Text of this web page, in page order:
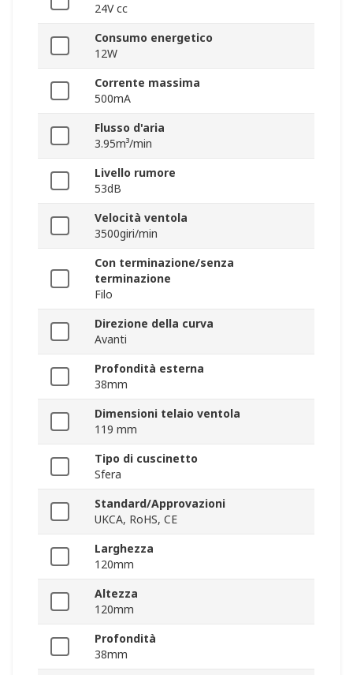
24V cc
Consumo energetico
12W
Corrente massima
500mA
Flusso d'aria
3.95m³/min
Livello rumore
53dB
Velocità ventola
3500giri/min
Con terminazione/senza
terminazione
Filo
Direzione della curva
Avanti
Profondità esterna
38mm
Dimensioni telaio ventola
119 mm
Tipo di cuscinetto
Sfera
Standard/Approvazioni
UKCA, RoHS, CE
Larghezza
120mm
Altezza
120mm
Profondità
38mm